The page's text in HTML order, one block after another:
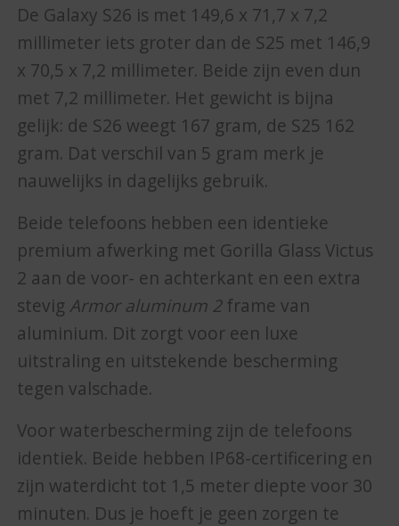
De Galaxy S26 is met 149,6 x 71,7 x 7,2
millimeter iets groter dan de S25 met 146,9
x 70,5 x 7,2 millimeter. Beide zijn even dun
met 7,2 millimeter. Het gewicht is bijna
gelijk: de S26 weegt 167 gram, de S25 162
gram. Dat verschil van 5 gram merk je
nauwelijks in dagelijks gebruik.
Beide telefoons hebben een identieke
premium afwerking met Gorilla Glass Victus
2 aan de voor- en achterkant en een extra
stevig Armor aluminum 2frame van
aluminium. Dit zorgt voor een luxe
uitstraling en uitstekende bescherming
tegen valschade.
Voor waterbescherming zijn de telefoons
identiek. Beide hebben IP68-certificering en
zijn waterdicht tot 1,5 meter diepte voor 30
minuten. Dus je hoeft je geen zorgen te